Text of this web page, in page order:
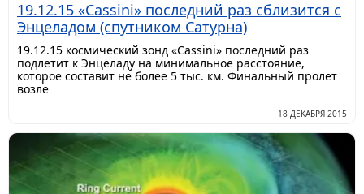
19.12.15 «Cassini» последний раз сблизится с
Энцеладом (спутником Сатурна)
19.12.15 космический зонд «Cassini» последний раз
подлетит к Энцеладу на минимальное расстояние,
которое составит не более 5 тыс. км. Финальный пролет
возле
18 ДЕКАБРЯ 2015